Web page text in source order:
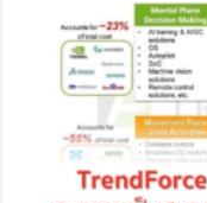
หุ่น
ยนต์
มนุษย์
ต่อ
ไป
จะ
กลาย
เป็น
สมรภูมิ